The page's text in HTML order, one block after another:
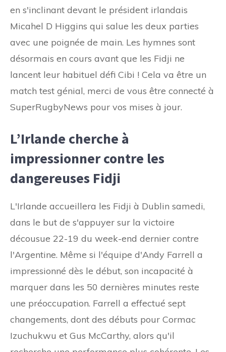
en s'inclinant devant le président irlandais
Micahel D Higgins qui salue les deux parties
avec une poignée de main. Les hymnes sont
désormais en cours avant que les Fidji ne
lancent leur habituel défi Cibi ! Cela va être un
match test génial, merci de vous être connecté à
SuperRugbyNews pour vos mises à jour.
L’Irlande cherche à
impressionner contre les
dangereuses Fidji
L'Irlande accueillera les Fidji à Dublin samedi,
dans le but de s'appuyer sur la victoire
décousue 22-19 du week-end dernier contre
l'Argentine. Même si l'équipe d'Andy Farrell a
impressionné dès le début, son incapacité à
marquer dans les 50 dernières minutes reste
une préoccupation. Farrell a effectué sept
changements, dont des débuts pour Cormac
Izuchukwu et Gus McCarthy, alors qu'il